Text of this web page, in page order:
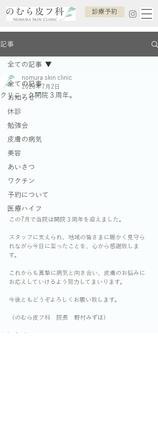
診療予約
記事
全ての記事
お知らせ
休診
勉強会
皮膚の病気
美容
あいさつ
ワクチン
予約について
医療ハイフ
全ての記事
クリニック開院３周年。
nomura skin clinic
2020年7月2日
この7月で当院は開院３周年を迎えました。
スタッフに支えられ、地域の皆さまに暖かく見守ら
れながら今日に至ったことを、心から感謝致しま
す。
これからも真摯に病気と向き合い、皮膚のお悩みに
お応えしていけるよう努力してまいります。
今後ともどうぞよろしくお願い致します。
（のむら皮フ科　院長　野村みずほ）